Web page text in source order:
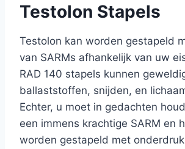
Testolon Stapels
Testolon kan worden gestapeld
van SARMs afhankelijk van uw
RAD 140 stapels kunnen
ballaststoffen, snijden, en
Echter, u moet in gedachten
een immens krachtige SARM en
worden gestapeld met